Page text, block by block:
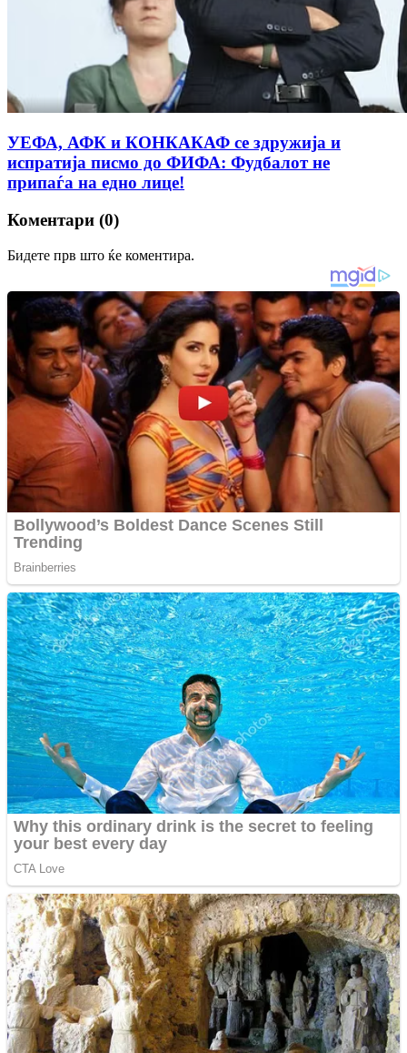
УЕФА, АФК и КОНКАКАФ се здружија и
испратија писмо до ФИФА: Фудбалот не
припаѓа на едно лице!
Коментари (0)
Бидете прв што ќе коментира.